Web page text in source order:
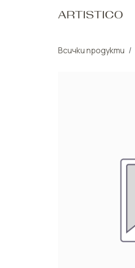
Всички продукти